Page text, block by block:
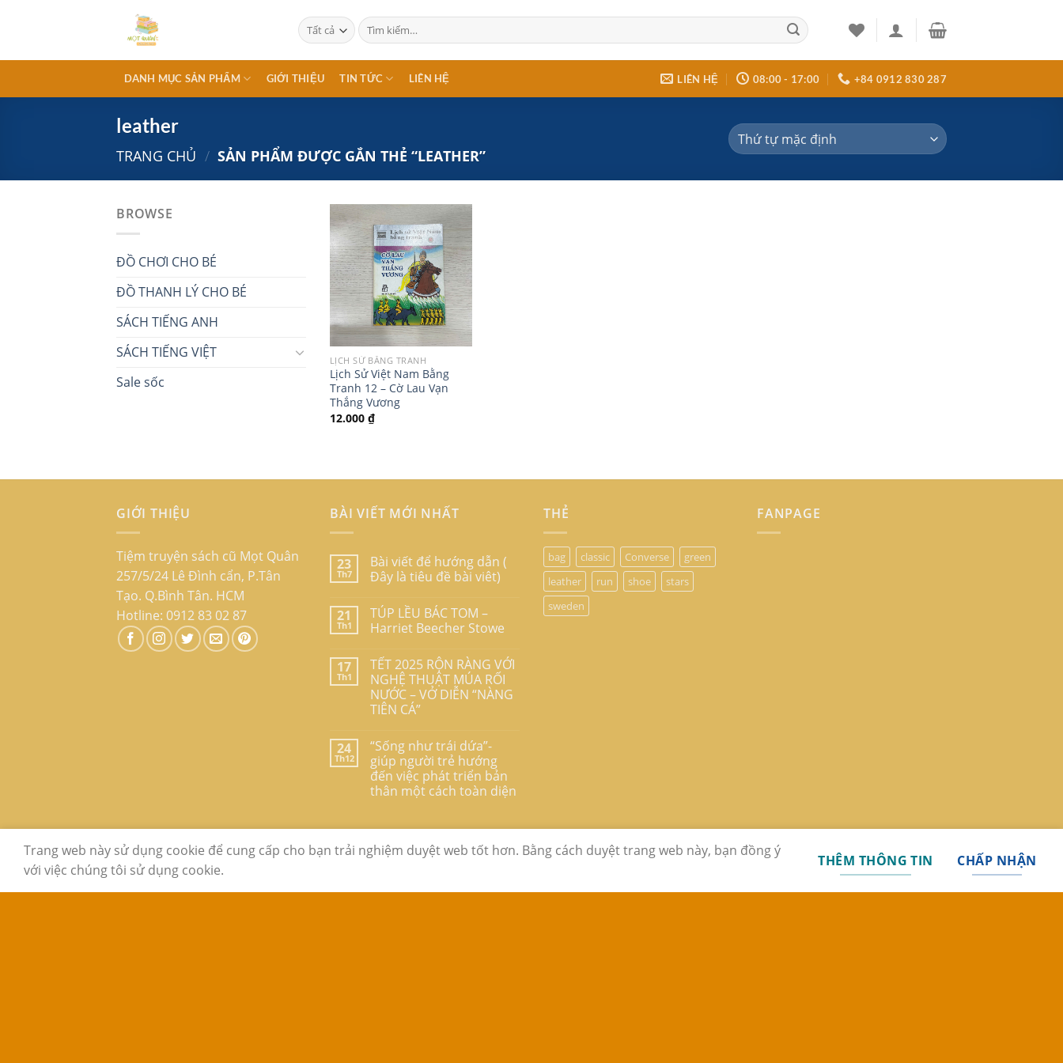
Tìm
kiếm:
DANH MỤC SẢN PHẨM GIỚI THIỆU TIN TỨC LIÊN HỆ LIÊN HỆ 08:00 - 17:00 +84 0912 830 287
leather
TRANG CHỦ / SẢN PHẨM ĐƯỢC GẮN THẺ “LEATHER”
BROWSE
ĐỒ CHƠI CHO BÉ
ĐỒ THANH LÝ CHO BÉ
SÁCH TIẾNG ANH
SÁCH TIẾNG VIỆT
Sale sốc
LỊCH SỬ BẰNG TRANH
Lịch Sử Việt Nam Bằng
Tranh 12 – Cờ Lau Vạn
Thắng Vương
12.000 ₫
GIỚI THIỆU
Tiệm truyện sách cũ Mọt Quân
257/5/24 Lê Đình cẩn, P.Tân
Tạo. Q.Bình Tân. HCM
Hotline: 0912 83 02 87
BÀI VIẾT MỚI NHẤT
23
Th7
Bài viết để hướng dẫn (
Đây là tiêu đề bài viêt)
21
Th1
TÚP LỀU BÁC TOM –
Harriet Beecher Stowe
17
Th1
TẾT 2025 RỘN RÀNG VỚI
NGHỆ THUẬT MÚA RỐI
NƯỚC – VỞ DIỄN “NÀNG
TIÊN CÁ”
24
Th12
“Sống như trái dứa”-
giúp người trẻ hướng
đến việc phát triển bản
thân một cách toàn diện
THẺ
bag classic Converse
green
leather
run shoe
stars
sweden
FANPAGE
GIỚI THIỆU LIÊN HỆ FAQ
Copyright 2026 ©www.sachcugiare24h.com
Trang web này sử dụng cookie để cung cấp cho bạn trải nghiệm duyệt web tốt hơn. Bằng cách duyệt trang web này, bạn đồng ý
với việc chúng tôi sử dụng cookie.
THÊM THÔNG TIN CHẤP NHẬN